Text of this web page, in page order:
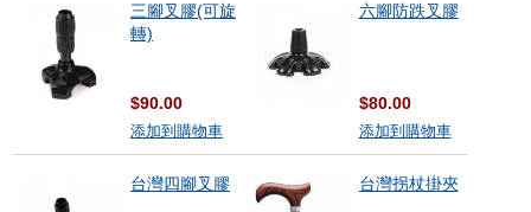
三腳叉膠(可旋
轉)
$90.00
添加到購物車
六腳防跌叉膠
$80.00
添加到購物車
台灣四腳叉膠 台灣拐杖掛夾